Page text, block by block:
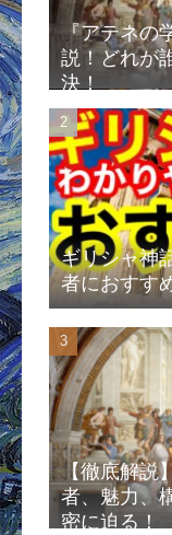
『アテネの
説！どれが
決！
ギリシャ神
者におすす
【徹底解説
者、魅力、
密に迫る！